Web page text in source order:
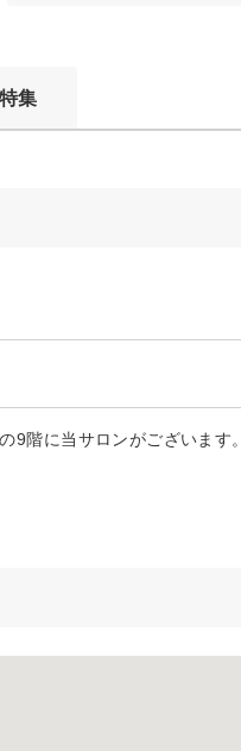
集
9階に当サロンがございます。